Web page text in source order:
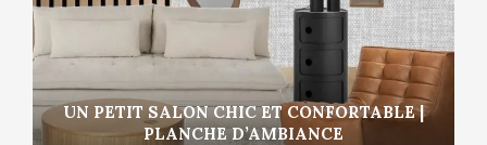
UN PETIT SALON CHIC ET CONFORTABLE |
PLANCHE D’AMBIANCE